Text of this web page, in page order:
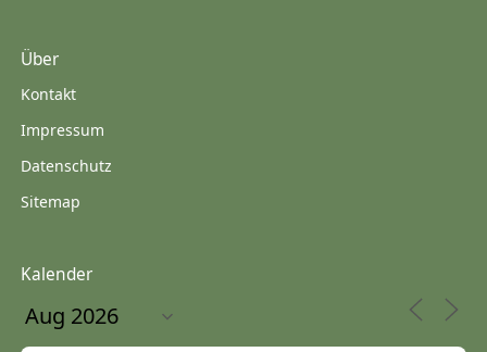
Über
Kontakt
Impressum
Datenschutz
Sitemap
Kalender